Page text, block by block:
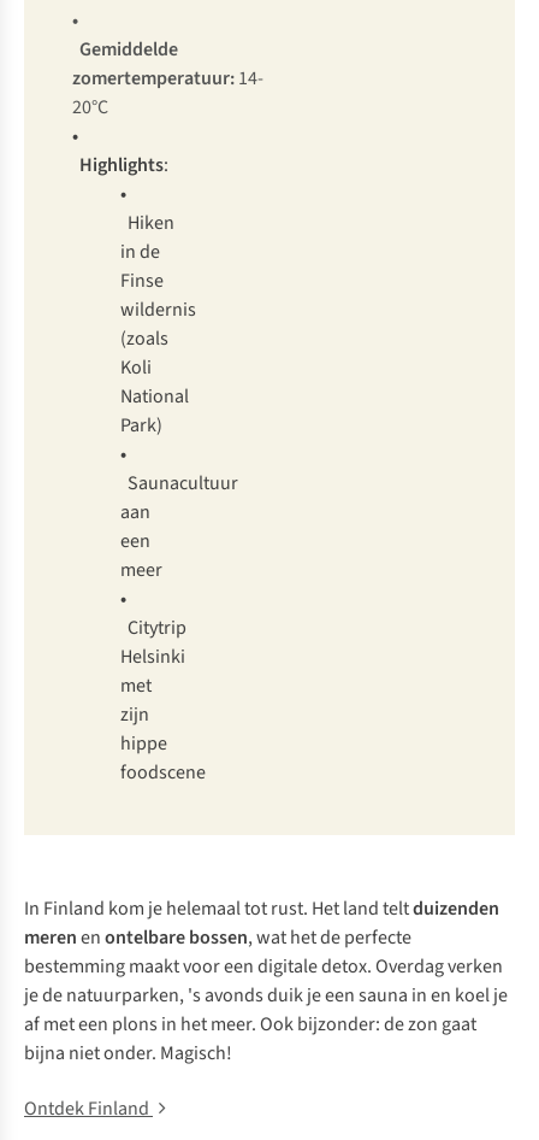
•
Gemiddelde
zomertemperatuur:14-
20°C
•
Highlights:
•
Hiken
in de
Finse
wildernis
(zoals
Koli
National
Park)
•
Saunacultuur
aan
een
meer
•
Citytrip
Helsinki
met
zijn
hippe
foodscene
In Finland kom je helemaal tot rust. Het land teltduizenden
merenenontelbare bossen, wat het de perfecte
bestemming maakt voor een digitale detox. Overdag verken
je de natuurparken, 's avonds duik je een sauna in en koel je
af met een plons in het meer. Ook bijzonder: de zon gaat
bijna niet onder. Magisch!
Ontdek Finland